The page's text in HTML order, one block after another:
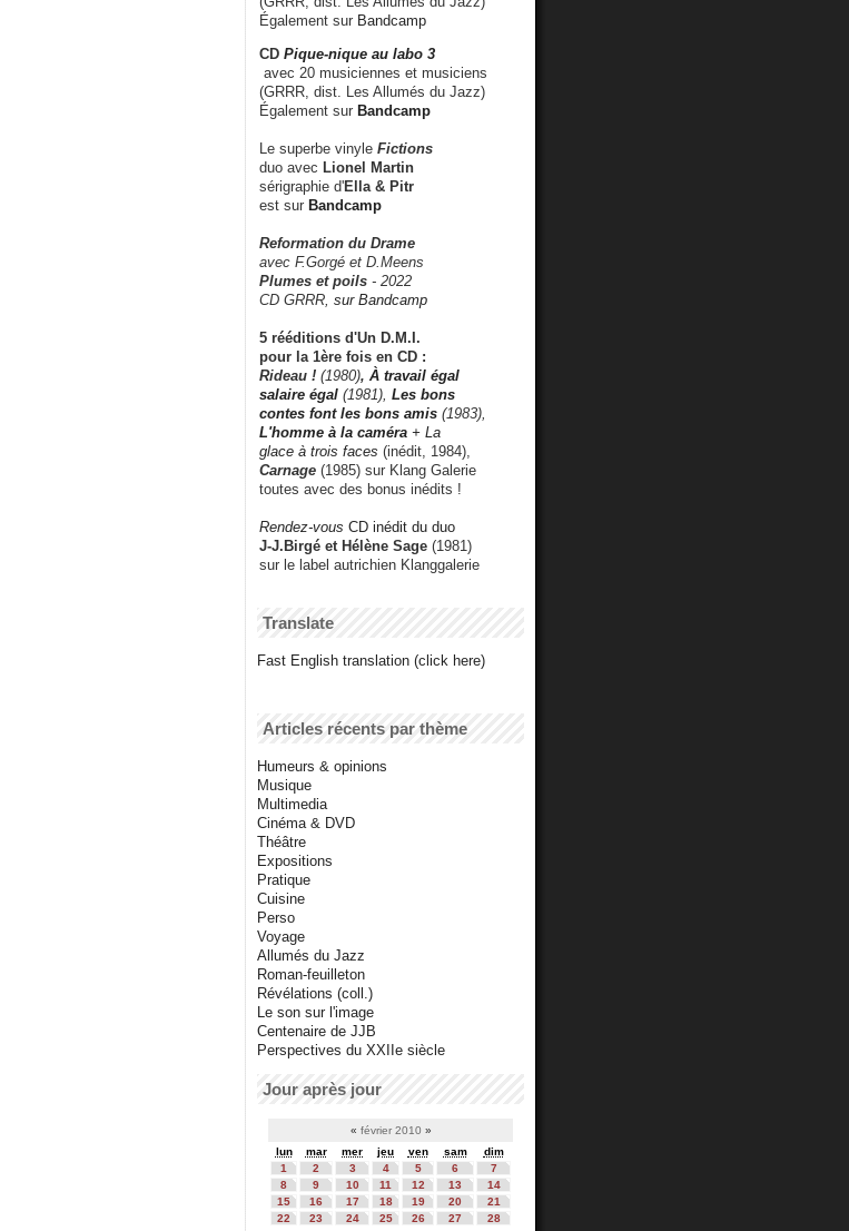
Également sur Bandcamp
CD Pique-nique au labo 3
avec 20 musiciennes et musiciens
(GRRR, dist. Les Allumés du Jazz)
Également sur Bandcamp
Le superbe vinyle Fictions
duo avec Lionel Martin
sérigraphie d'Ella & Pitr
est sur Bandcamp
Reformation du Drame
avec F.Gorgé et D.Meens
Plumes et poils - 2022
CD GRRR, sur Bandcamp
5 rééditions d'Un D.M.I.
pour la 1ère fois en CD :
Rideau ! (1980), À travail égal
salaire égal (1981), Les bons
contes font les bons amis (1983),
L'homme à la caméra + La
glace à trois faces (inédit, 1984),
Carnage (1985) sur Klang Galerie
toutes avec des bonus inédits !
Rendez-vous CD inédit du duo
J-J.Birgé et Hélène Sage (1981)
sur le label autrichien Klanggalerie
Translate
Fast English translation (click here)
Articles récents par thème
Humeurs & opinions
Musique
Multimedia
Cinéma & DVD
Théâtre
Expositions
Pratique
Cuisine
Perso
Voyage
Allumés du Jazz
Roman-feuilleton
Révélations (coll.)
Le son sur l'image
Centenaire de JJB
Perspectives du XXIIe siècle
Jour après jour
« février 2010 »
lun
mar mer jeu ven sam
dim
1
2 3 4 5 6
7
8
9 10 11 12 13
14
15
16 17 18 19 20
21
22
23 24 25 26 27 28